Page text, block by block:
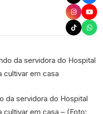
da servidora do Hospital
cultivar em casa – (Foto: